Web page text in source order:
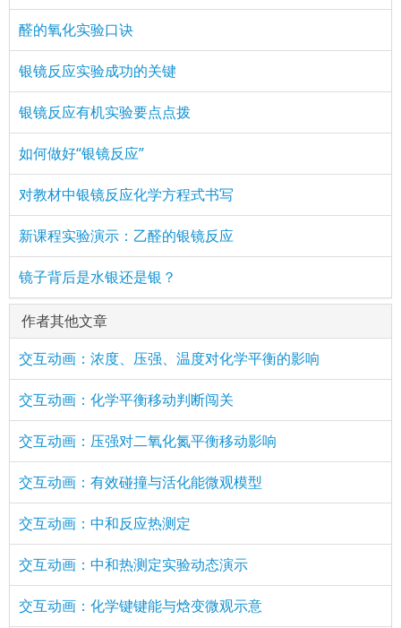
醛的氧化实验口诀
银镜反应实验成功的关键
银镜反应有机实验要点点拨
如何做好“银镜反应”
对教材中银镜反应化学方程式书写
新课程实验演示：乙醛的银镜反应
镜子背后是水银还是银？
作者其他文章
交互动画：浓度、压强、温度对化学平衡的影响
交互动画：化学平衡移动判断闯关
交互动画：压强对二氧化氮平衡移动影响
交互动画：有效碰撞与活化能微观模型
交互动画：中和反应热测定
交互动画：中和热测定实验动态演示
交互动画：化学键键能与焓变微观示意